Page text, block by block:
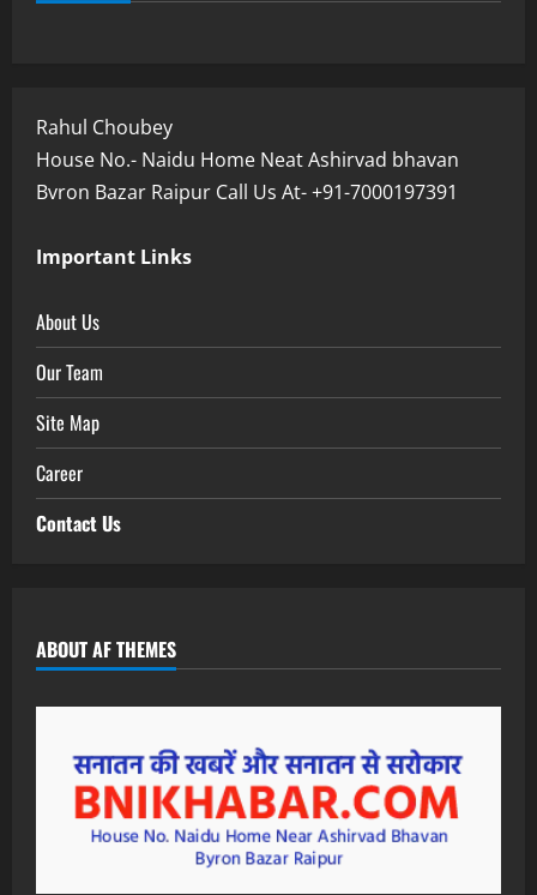
Rahul Choubey
House No.- Naidu Home Neat Ashirvad bhavan
Bvron Bazar Raipur Call Us At- +91-7000197391
Important Links
About Us
Our Team
Site Map
Career
Contact Us
ABOUT AF THEMES